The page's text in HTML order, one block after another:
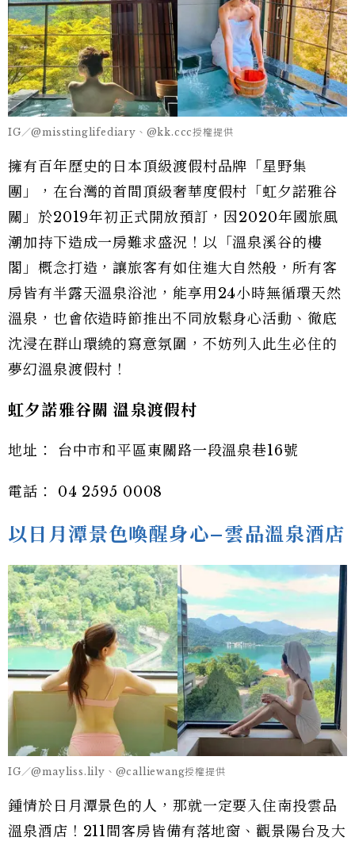
IG／@misstinglifediary、@kk.ccc授權提供
擁有百年歷史的日本頂級渡假村品牌「星野集
團」，在台灣的首間頂級奢華度假村「虹夕諾雅谷
關」於2019年初正式開放預訂，因2020年國旅風
潮加持下造成一房難求盛況！以「溫泉溪谷的樓
閣」概念打造，讓旅客有如住進大自然般，所有客
房皆有半露天溫泉浴池，能享用24小時無循環天然
溫泉，也會依造時節推出不同放鬆身心活動、徹底
沈浸在群山環繞的寫意氛圍，不妨列入此生必住的
夢幻溫泉渡假村！
虹夕諾雅谷關 溫泉渡假村
地址： 台中市和平區東關路一段溫泉巷16號
電話： 04 2595 0008
以日月潭景色喚醒身心–雲品溫泉酒店
IG／@mayliss.lily、@calliewang授權提供
鍾情於日月潭景色的人，那就一定要入住南投雲品
溫泉酒店！211間客房皆備有落地窗、觀景陽台及大